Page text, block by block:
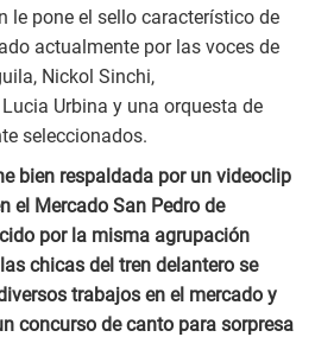
le pone el sello característico de
actualmente por las voces de
Nickol Sinchi,
Urbina y una orquesta de
seleccionados.
bien respaldada por un videoclip
el Mercado San Pedro de
por la misma agrupación
chicas del tren delantero se
trabajos en el mercado y
concurso de canto para sorpresa